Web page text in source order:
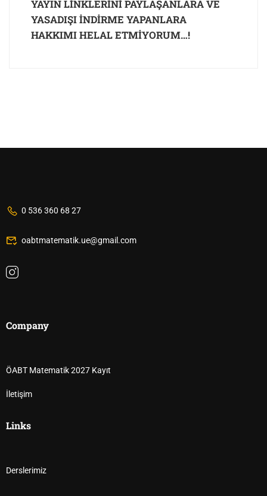
YAYIN LİNKLERİNİ PAYLAŞANLARA VE
YASADIŞI İNDİRME YAPANLARA
HAKKIMI HELAL ETMİYORUM…!
0 536 360 68 27
oabtmatematik.ue@gmail.com
Company
ÖABT Matematik 2027 Kayıt
İletişim
Links
Derslerimiz